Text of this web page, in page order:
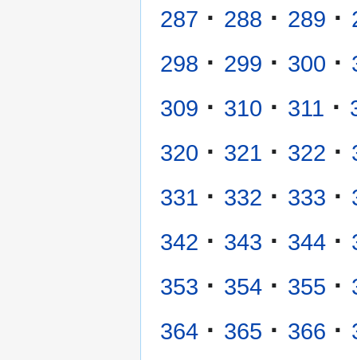
287 · 288 · 289 ·
298 · 299 · 300 ·
309 · 310 · 311 ·
320 · 321 · 322 ·
331 · 332 · 333 ·
342 · 343 · 344 ·
353 · 354 · 355 ·
364 · 365 · 366 ·